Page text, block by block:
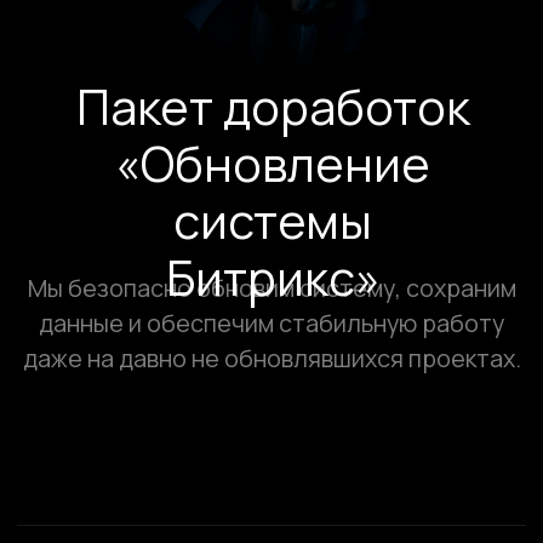
даже на давно не обновлявшихся проектах.
Основная проблема
возникает у сайтов с
устаревшими версиями
CMS: ядро и модули могут